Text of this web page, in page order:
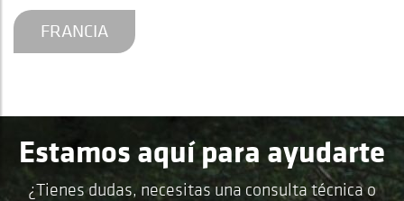
FRANCIA
Estamos aquí para ayudarte
¿Tienes dudas, necesitas una consulta técnica o